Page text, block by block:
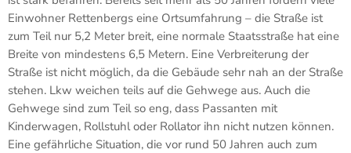
Einwohner Rettenbergs eine Ortsumfahrung – die Straße ist
zum Teil nur 5,2 Meter breit, eine normale Staatsstraße hat eine
Breite von mindestens 6,5 Metern. Eine Verbreiterung der
Straße ist nicht möglich, da die Gebäude sehr nah an der Straße
stehen. Lkw weichen teils auf die Gehwege aus. Auch die
Gehwege sind zum Teil so eng, dass Passanten mit
Kinderwagen, Rollstuhl oder Rollator ihn nicht nutzen können.
Eine gefährliche Situation, die vor rund 50 Jahren auch zum